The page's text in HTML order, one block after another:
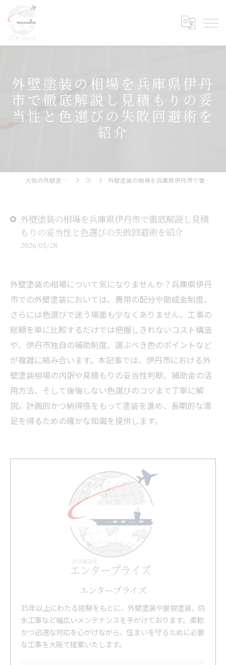
外壁塗装の相場を兵庫県伊丹
市で徹底解説し見積もりの妥
当性と色選びの失敗回避術を
紹介
大阪の外壁塗装ならエンタープライズ コラム 外壁塗装の相場を兵庫県伊丹市で徹底解説し見積もりの妥当性と色選びの失敗回避術を紹介
外壁塗装の相場を兵庫県伊丹市で徹底解説し見積
もりの妥当性と色選びの失敗回避術を紹介
2026/05/28
外壁塗装の相場について気になりませんか？兵庫県伊丹
市での外壁塗装においては、費用の配分や助成金制度、
さらには色選びで迷う場面も少なくありません。工事の
総額を単に比較するだけでは把握しきれないコスト構造
や、伊丹市独自の補助制度、選ぶべき色のポイントなど
が複雑に絡み合います。本記事では、伊丹市における外
壁塗装相場の内訳や見積もりの妥当性判断、補助金の活
用方法、そして後悔しない色選びのコツまで丁寧に解
説。計画的かつ納得感をもって塗装を進め、長期的な満
足を得るための確かな知識を提供します。
エンタープライズ
35年以上にわたる経験をもとに、外壁塗装や屋根塗装、防
水工事など幅広いメンテナンスを手がけております。柔軟
かつ迅速な対応を心がけながら、住まいを守るために必要
な工事を大阪で提案いたします。